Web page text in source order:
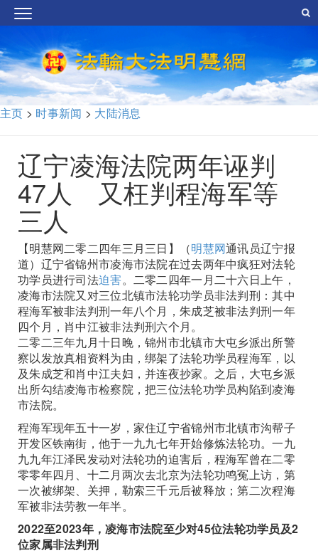
主页 > 时事新闻 > 大陆消息
辽宁凌海法院两年诬判
47人 又枉判程海军等
三人
【明慧网二零二四年三月三日】（明慧网通讯员辽宁报
道）辽宁省锦州市凌海市法院在过去两年中疯狂对法轮
功学员进行司法迫害。二零二四年一月二十六日上午，
凌海市法院又对三位北镇市法轮功学员非法判刑：其中
程海军被非法判刑一年八个月，朱成芝被非法判刑一年
四个月，肖中江被非法判刑六个月。
二零二三年九月十日晚，锦州市北镇市大屯乡派出所警
察以发放真相资料为由，绑架了法轮功学员程海军，以
及朱成芝和肖中江夫妇，并连夜抄家。之后，大屯乡派
出所勾结凌海市检察院，把三位法轮功学员构陷到凌海
市法院。
程海军现年五十一岁，家住辽宁省锦州市北镇市沟帮子
开发区铁南街，他于一九九七年开始修炼法轮功。一九
九九年江泽民发动对法轮功的迫害后，程海军曾在二零
零零年四月、十二月两次去北京为法轮功鸣冤上访，第
一次被绑架、关押，勒索三千元后被释放；第二次程海
军被非法劳教一年半。
2022至2023年，凌海市法院至少对45位法轮功学员及2
位家属非法判刑